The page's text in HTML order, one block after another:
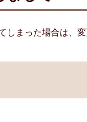
まった場合は、